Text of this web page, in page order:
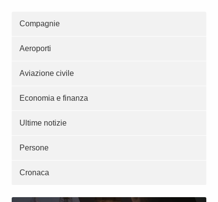
Compagnie
Aeroporti
Aviazione civile
Economia e finanza
Ultime notizie
Persone
Cronaca